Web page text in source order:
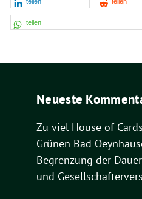
teilen
Neueste
Zu viel House of
Grünen Bad
Begrenzung der
und